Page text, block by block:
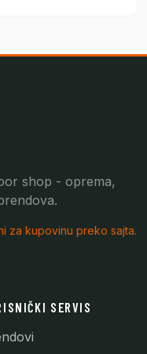
shop - oprema,
za kupovinu preko sajta.
SERVIS